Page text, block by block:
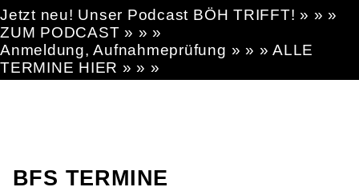
Jetzt neu! Unser Podcast BÖH TRIFFT! » » »
ZUM PODCAST » » »
Anmeldung, Aufnahmeprüfung » » » ALLE
TERMINE HIER » » »
BFS TERMINE